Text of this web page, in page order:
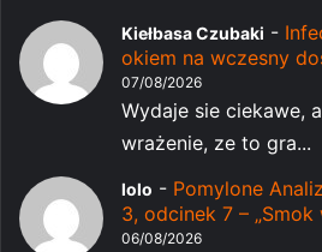
Kiełbasa Czubaki -
okiem na wczesny
07/08/2026
Wydaje sie ciekawe,
wrażenie, ze to gra...
lolo - Pomylone
3, odcinek 7 – „Smok
06/08/2026